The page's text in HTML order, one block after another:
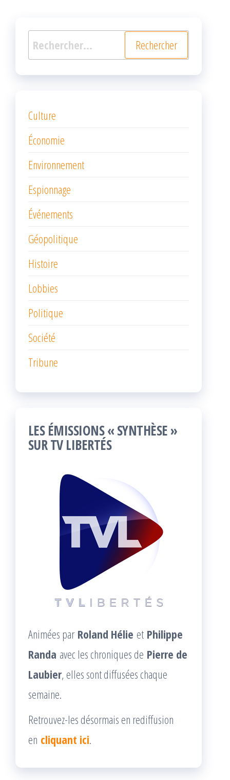
Rechercher :
Culture
Économie
Environnement
Espionnage
Événements
Géopolitique
Histoire
Lobbies
Politique
Société
Tribune
LES ÉMISSIONS « SYNTHÈSE »
SUR TV LIBERTÉS
Animées par Roland Hélie et Philippe
Randa avec les chroniques de Pierre de
Laubier, elles sont diffusées chaque
semaine.
Retrouvez-les désormais en rediffusion
en cliquant ici.